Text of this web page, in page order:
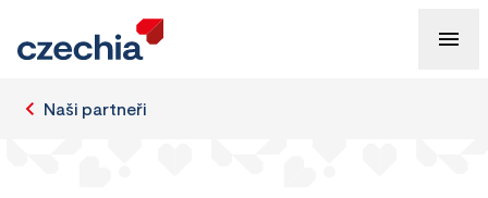
Naši partneři